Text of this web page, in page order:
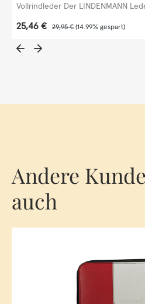
Vollrindleder Der LINDENMANN
Verkaufspreis:
25,46 € Regulärer Preis:
29,95 € (14.99% gespart)
Andere
auch